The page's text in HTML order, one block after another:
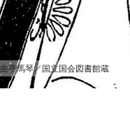
曲亭馬琴／国立国会図書館蔵